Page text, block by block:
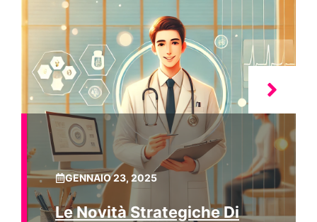
GENNAIO 23, 2025
Le Novità Strategiche Di